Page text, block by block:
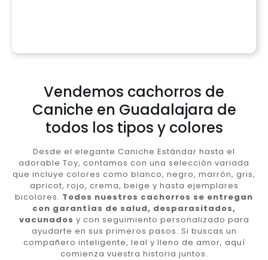
Vendemos cachorros de
Caniche en Guadalajara de
todos los tipos y colores
Desde el elegante Caniche Estándar hasta el
adorable Toy, contamos con una selección variada
que incluye colores como blanco, negro, marrón, gris,
apricot, rojo, crema, beige y hasta ejemplares
bicolores. Todos nuestros cachorros se entregan
con garantías de salud, desparasitados,
vacunados y con seguimiento personalizado para
ayudarte en sus primeros pasos. Si buscas un
compañero inteligente, leal y lleno de amor, aquí
comienza vuestra historia juntos.